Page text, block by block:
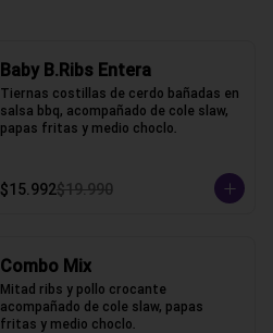
Baby B.Ribs Entera
Tiernas costillas de cerdo bañadas en
salsa bbq, acompañado de cole slaw,
papas fritas y medio choclo.
$15.992$19.990
Combo Mix
Mitad ribs y pollo crocante
acompañado de cole slaw, papas
fritas y medio choclo.